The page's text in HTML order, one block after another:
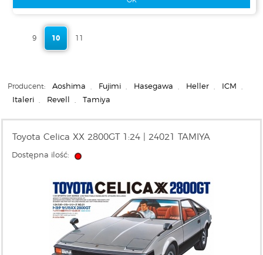
9 10 11
Producent: Aoshima Fujimi Hasegawa Heller ICM
Italeri Revell Tamiya
Toyota Celica XX 2800GT 1:24 | 24021 TAMIYA
Dostępna ilość: